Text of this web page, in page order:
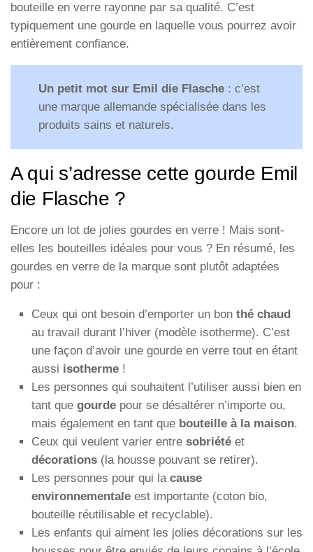
bouteille en verre rayonne par sa qualité. C’est
typiquement une gourde en laquelle vous pourrez avoir
entièrement confiance.
Un petit mot sur Emil die Flasche: c’est
une marque allemande spécialisée dans les
produits sains et naturels.
A qui s’adresse cette gourde Emil
die Flasche ?
Encore un lot de jolies gourdes en verre ! Mais sont-
elles les bouteilles idéales pour vous ? En résumé, les
gourdes en verre de la marque sont plutôt adaptées
pour :
Ceux qui ont besoin d’emporter un bon thé chaud
au travail durant l’hiver (modèle isotherme). C’est
une façon d’avoir une gourde en verre tout en étant
aussi isotherme !
Les personnes qui souhaitent l’utiliser aussi bien en
tant que gourde pour se désaltérer n’importe ou,
mais également en tant que bouteille à la maison.
Ceux qui veulent varier entre sobriété et
décorations (la housse pouvant se retirer).
Les personnes pour qui lacause
environnementale est importante (coton bio,
bouteille réutilisable et recyclable).
Les enfants qui aiment les jolies décorations sur les